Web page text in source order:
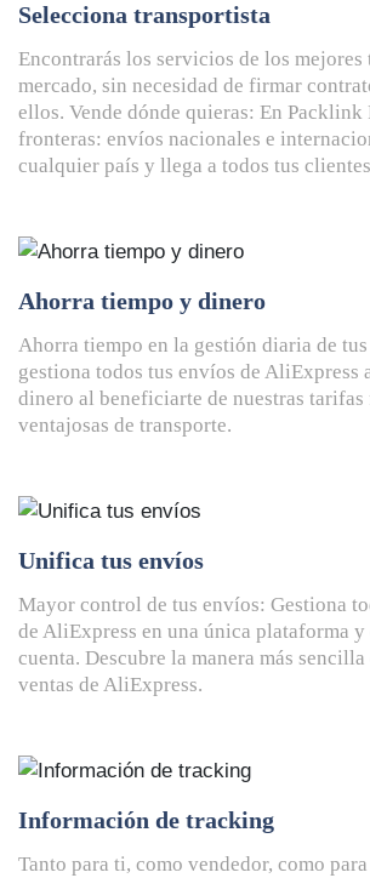
Selecciona transportista
Encontrarás los servicios de los mejores
mercado, sin necesidad de firmar
ellos. Vende dónde quieras: En Packlink
fronteras: envíos nacionales e
cualquier país y llega a todos tus
Ahorra tiempo y dinero
Ahorra tiempo en la gestión diaria de
gestiona todos tus envíos de AliExpress
dinero al beneficiarte de nuestras
ventajosas de transporte.
Unifica tus envíos
Mayor control de tus envíos: Gestiona
de AliExpress en una única plataforma y
cuenta. Descubre la manera más
ventas de AliExpress.
Información de tracking
Tanto para ti, como vendedor, como